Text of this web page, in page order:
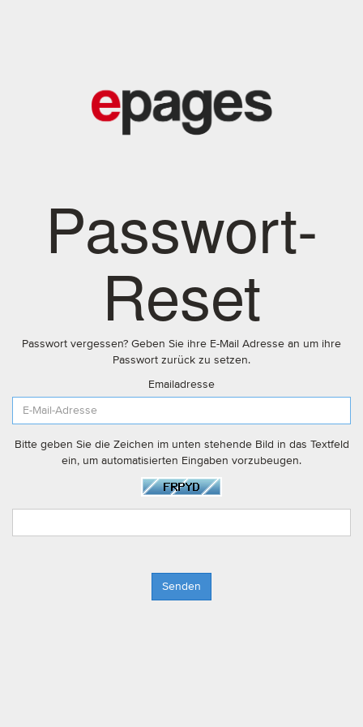
Passwort-
Reset
Passwort vergessen? Geben Sie ihre E-Mail Adresse an um ihre
Passwort zurück zu setzen.
Emailadresse
Bitte geben Sie die Zeichen im unten stehende Bild in das Textfeld
ein, um automatisierten Eingaben vorzubeugen.
Senden